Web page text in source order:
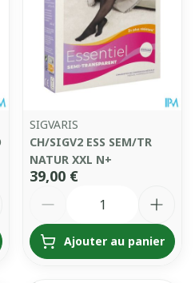
SIGVARIS
CH/SIGV2 ESS SEM/TR
NATUR XXL N+
39,00 €
Ajouter au panier